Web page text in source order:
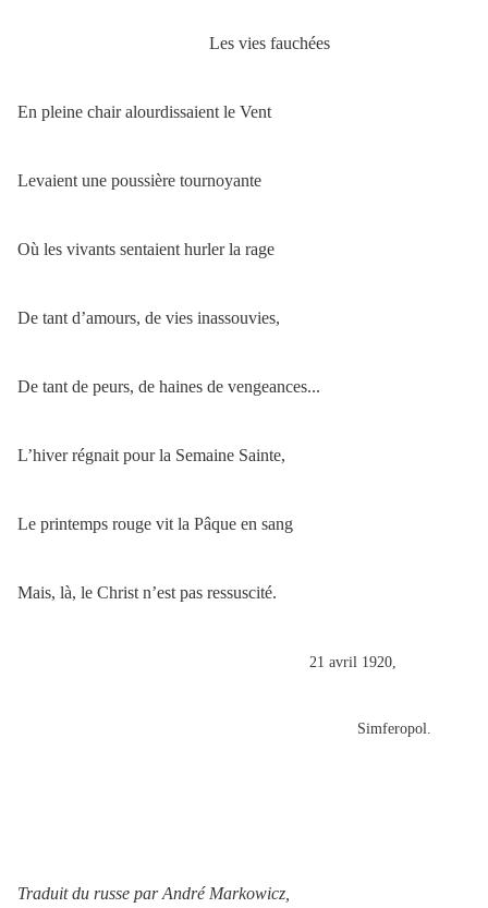
Les vies fauchées
En pleine chair alourdissaient le Vent
Levaient une poussière tournoyante
Où les vivants sentaient hurler la rage
De tant d’amours, de vies inassouvies,
De tant de peurs, de haines de vengeances...
L’hiver régnait pour la Semaine Sainte,
Le printemps rouge vit la Pâque en sang
Mais, là, le Christ n’est pas ressuscité.
21 avril 1920,
Simferopol.
Traduit du russe par André Markowicz,